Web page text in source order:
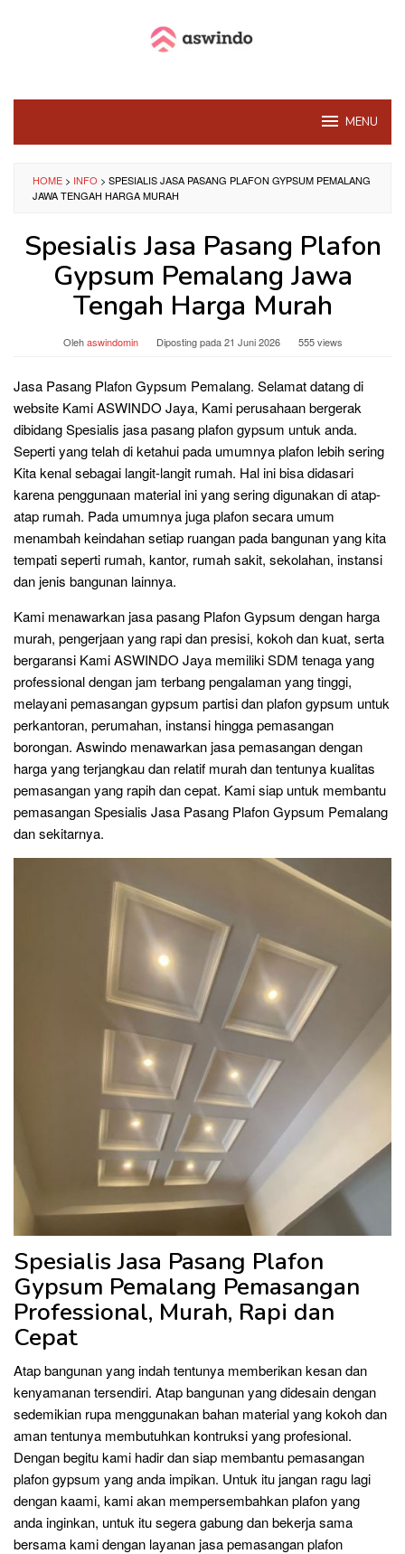
MENU
HOME > INFO > SPESIALIS JASA PASANG PLAFON GYPSUM PEMALANG
JAWA TENGAH HARGA MURAH
Spesialis Jasa Pasang Plafon
Gypsum Pemalang Jawa
Tengah Harga Murah
Olehaswindomin Diposting pada21 Juni 2026 555 views
Jasa Pasang Plafon Gypsum Pemalang. Selamat datang di
website Kami ASWINDO Jaya, Kami perusahaan bergerak
dibidang Spesialis jasa pasang plafon gypsum untuk anda.
Seperti yang telah di ketahui pada umumnya plafon lebih sering
Kita kenal sebagai langit-langit rumah. Hal ini bisa didasari
karena penggunaan material ini yang sering digunakan di atap-
atap rumah. Pada umumnya juga plafon secara umum
menambah keindahan setiap ruangan pada bangunan yang kita
tempati seperti rumah, kantor, rumah sakit, sekolahan, instansi
dan jenis bangunan lainnya.
Kami menawarkan jasa pasang Plafon Gypsum dengan harga
murah, pengerjaan yang rapi dan presisi, kokoh dan kuat, serta
bergaransi Kami ASWINDO Jaya memiliki SDM tenaga yang
professional dengan jam terbang pengalaman yang tinggi,
melayani pemasangan gypsum partisi dan plafon gypsum untuk
perkantoran, perumahan, instansi hingga pemasangan
borongan. Aswindo menawarkan jasa pemasangan dengan
harga yang terjangkau dan relatif murah dan tentunya kualitas
pemasangan yang rapih dan cepat. Kami siap untuk membantu
pemasangan Spesialis Jasa Pasang Plafon Gypsum Pemalang
dan sekitarnya.
Spesialis Jasa Pasang Plafon
Gypsum Pemalang Pemasangan
Professional, Murah, Rapi dan
Cepat
Atap bangunan yang indah tentunya memberikan kesan dan
kenyamanan tersendiri. Atap bangunan yang didesain dengan
sedemikian rupa menggunakan bahan material yang kokoh dan
aman tentunya membutuhkan kontruksi yang profesional.
Dengan begitu kami hadir dan siap membantu pemasangan
plafon gypsum yang anda impikan. Untuk itu jangan ragu lagi
dengan kaami, kami akan mempersembahkan plafon yang
anda inginkan, untuk itu segera gabung dan bekerja sama
bersama kami dengan layanan jasa pemasangan plafon